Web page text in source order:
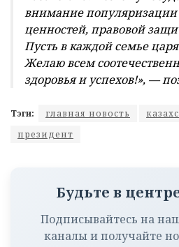
внимание
ценностей, правовой
Пусть в каждой семье
Желаю всем
здоровья и успехов!», —
Тэги: главная новость
президент
Будьте в
Подписывайтесь на
каналы и получайте